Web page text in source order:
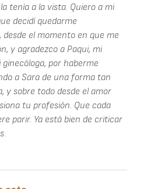
tenía a la vista. Quiero a mi
decidí quedarme
desde el momento en que me
y agradezco a Paqui, mi
por haberme
a Sara de una forma tan
y sobre todo desde el amor
tu profesión. Que cada
parir. Ya está bien de criticar